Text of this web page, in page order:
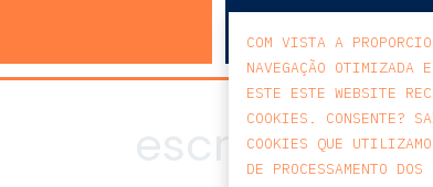
porto
COM VISTA A
NAVEGAÇÃO OTIMIZADA
ESTE ESTE WEBSITE
COOKIES. CONSENTE?
COOKIES QUE
DE PROCESSAMENTO